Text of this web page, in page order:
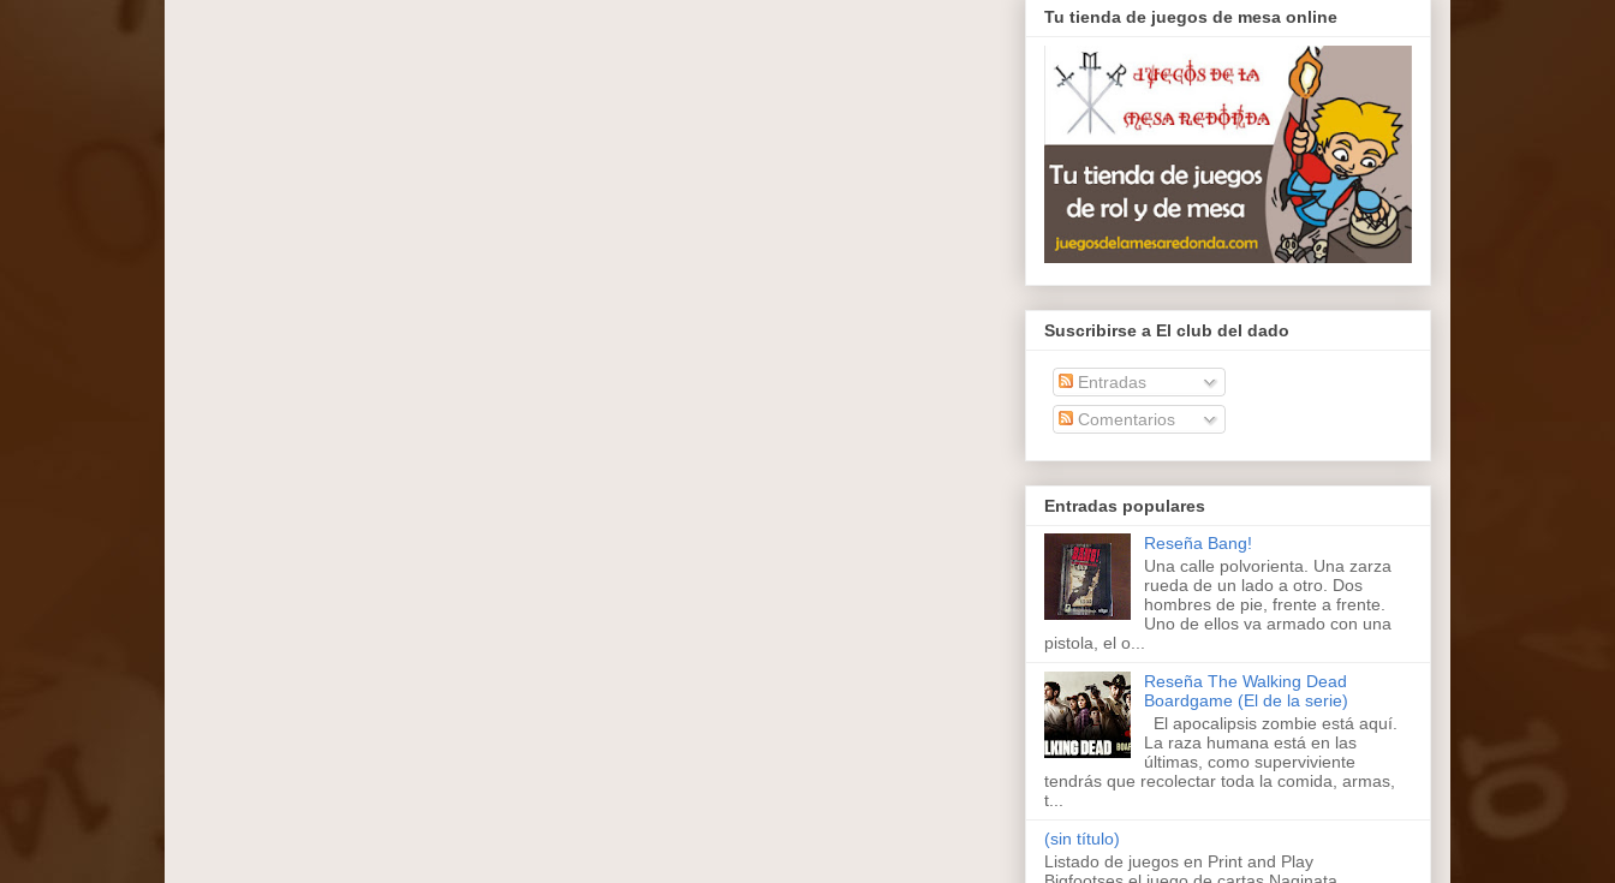
Tu tienda de juegos de mesa online
Suscribirse a El club del dado
Entradas
Comentarios
Entradas populares
Reseña Bang!
Una calle polvorienta. Una zarza
rueda de un lado a otro. Dos
hombres de pie, frente a frente.
Uno de ellos va armado con una
pistola, el o...
Reseña The Walking Dead
Boardgame (El de la serie)
El apocalipsis zombie está aquí.
La raza humana está en las
últimas, como superviviente
tendrás que recolectar toda la comida, armas,
t...
(sin título)
Listado de juegos en Print and Play